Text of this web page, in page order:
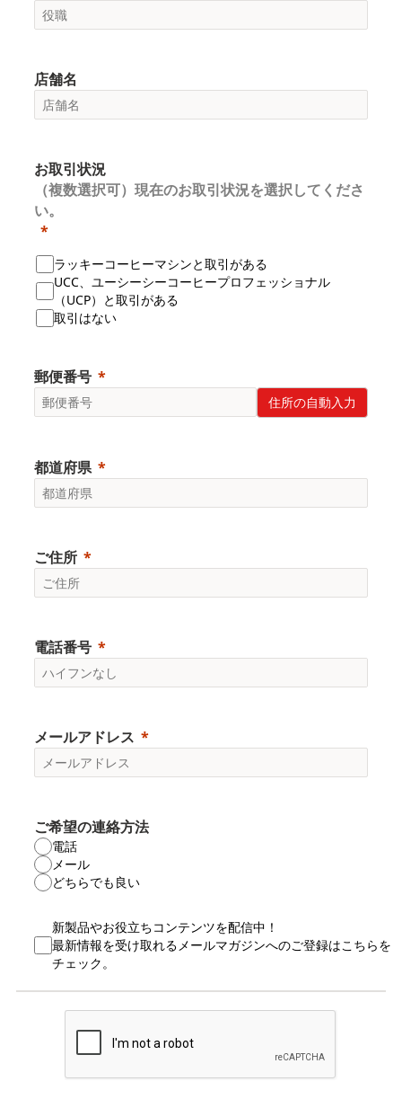
店舗名
お取引状況
（複数選択可）現在のお取引状況を選択してくださ
い。
ラッキーコーヒーマシンと取引がある
UCC、ユーシーシーコーヒープロフェッショナル
（UCP）と取引がある
取引はない
郵便番号
住所の自動入力
都道府県
ご住所
電話番号
メールアドレス
ご希望の連絡方法
電話
メール
どちらでも良い
新製品やお役立ちコンテンツを配信中！
最新情報を受け取れるメールマガジンへのご登録はこちらを
チェック。